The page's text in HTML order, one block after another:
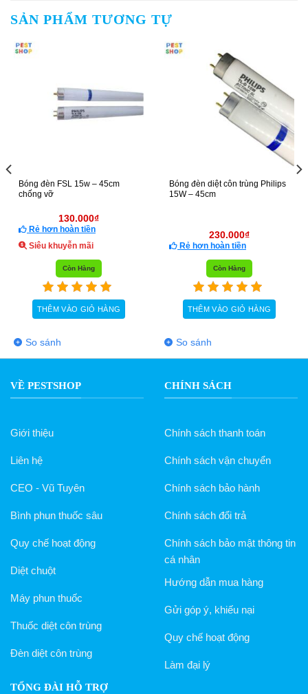
SẢN PHẨM TƯƠNG TỰ
Bóng đèn FSL 15w – 45cm
chống vỡ
130.000₫
Rẻ hơn hoàn tiền
Siêu khuyễn mãi
Còn Hàng
THÊM VÀO GIỎ HÀNG
So sánh
Bóng đèn diệt côn trùng Philips
15W – 45cm
230.000₫
Rẻ hơn hoàn tiền
Còn Hàng
THÊM VÀO GIỎ HÀNG
So sánh
VỀ PESTSHOP
Giới thiệu
Liên hệ
CEO - Vũ Tuyên
Bình phun thuốc sâu
Quy chế hoạt động
Diệt chuột
Máy phun thuốc
Thuốc diệt côn trùng
Đèn diệt côn trùng
CHÍNH SÁCH
Chính sách thanh toán
Chính sách vận chuyển
Chính sách bảo hành
Chính sách đổi trả
Chính sách bảo mật thông tin
cá nhân
Hướng dẫn mua hàng
Gửi góp ý, khiếu nại
Quy chế hoạt động
Làm đại lý
TỔNG ĐÀI HỖ TRỢ